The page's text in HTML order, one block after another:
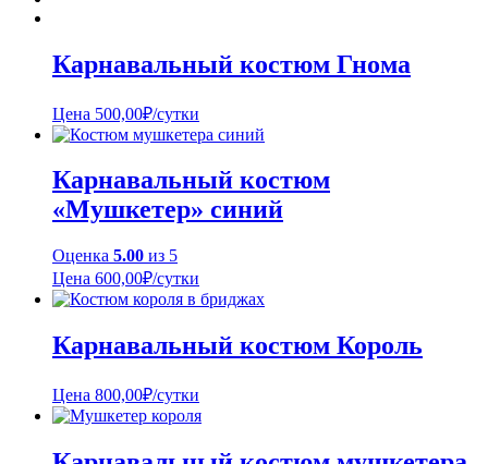
Карнавальный костюм Гнома
Цена 500,00₽/сутки
Карнавальный костюм
«Мушкетер» синий
Оценка 5.00 из 5
Цена 600,00₽/сутки
Карнавальный костюм Король
Цена 800,00₽/сутки